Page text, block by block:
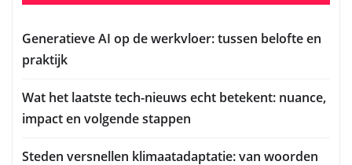
Generatieve AI op de werkvloer: tussen belofte en
praktijk
Wat het laatste tech-nieuws echt betekent: nuance,
impact en volgende stappen
Steden versnellen klimaatadaptatie: van woorden